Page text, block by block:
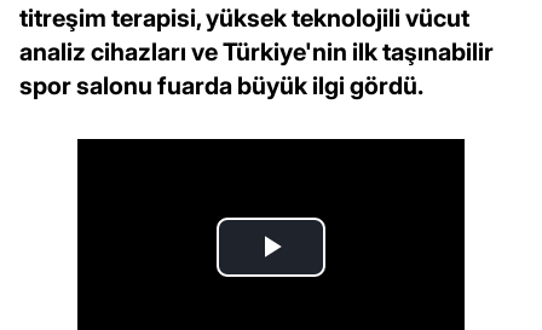
titreşim terapisi, yüksek teknolojili vücut
analiz cihazları ve Türkiye'nin ilk taşınabilir
spor salonu fuarda büyük ilgi gördü.